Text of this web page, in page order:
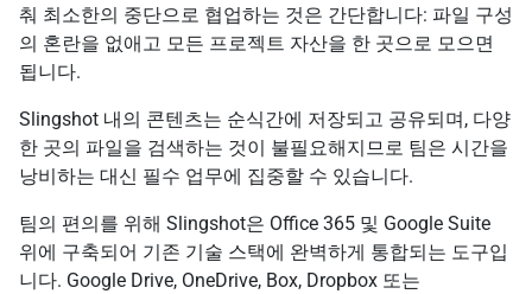
춰 최소한의 중단으로 협업하는 것은 간단합니다: 파일 구성
의 혼란을 없애고 모든 프로젝트 자산을 한 곳으로 모으면
됩니다.
Slingshot 내의 콘텐츠는 순식간에 저장되고 공유되며, 다양
한 곳의 파일을 검색하는 것이 불필요해지므로 팀은 시간을
낭비하는 대신 필수 업무에 집중할 수 있습니다.
팀의 편의를 위해 Slingshot은 Office 365 및 Google Suite
위에 구축되어 기존 기술 스택에 완벽하게 통합되는 도구입
니다. Google Drive, OneDrive, Box, Dropbox 또는